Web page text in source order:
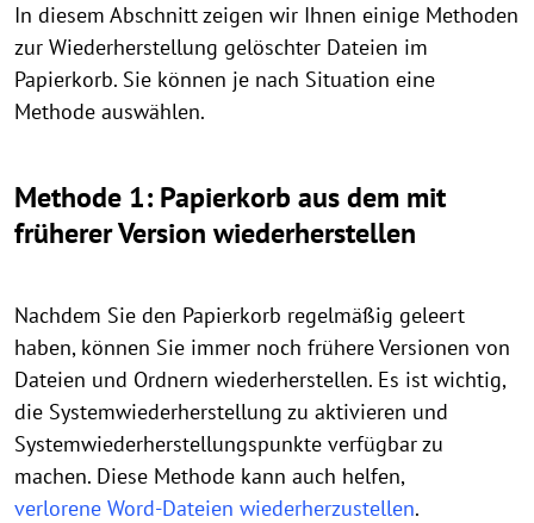
In diesem Abschnitt zeigen wir Ihnen einige Methoden
zur Wiederherstellung gelöschter Dateien im
Papierkorb. Sie können je nach Situation eine
Methode auswählen.
Methode 1: Papierkorb aus dem mit
früherer Version wiederherstellen
Nachdem Sie den Papierkorb regelmäßig geleert
haben, können Sie immer noch frühere Versionen von
Dateien und Ordnern wiederherstellen. Es ist wichtig,
die Systemwiederherstellung zu aktivieren und
Systemwiederherstellungspunkte verfügbar zu
machen. Diese Methode kann auch helfen,
verlorene Word-Dateien wiederherzustellen.